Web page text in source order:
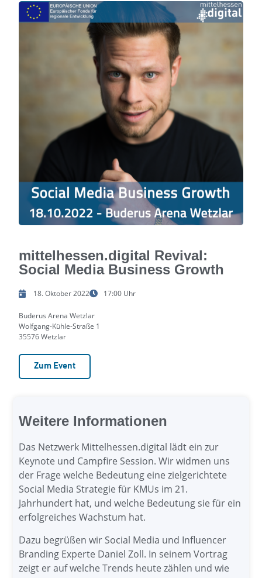
mittelhessen.digital Revival:
Social Media Business Growth
18. Oktober 2022 17:00 Uhr
Buderus Arena Wetzlar
Wolfgang-Kühle-Straße 1
35576 Wetzlar
Zum Event
Weitere Informationen
Das Netzwerk Mittelhessen.digital lädt ein zur
Keynote und Campfire Session. Wir widmen uns
der Frage welche Bedeutung eine zielgerichtete
Social Media Strategie für KMUs im 21.
Jahrhundert hat, und welche Bedeutung sie für ein
erfolgreiches Wachstum hat.
Dazu begrüßen wir Social Media und Influencer
Branding Experte Daniel Zoll. In seinem Vortrag
zeigt er auf welche Trends heute zählen und wie